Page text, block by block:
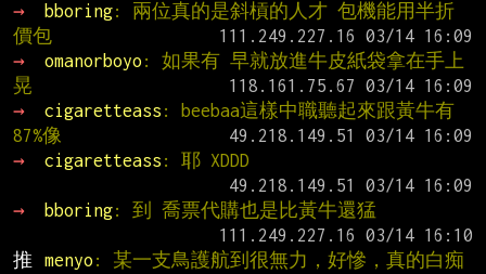
→
bboring: 兩位真的是斜槓的人才 包機能用半折
價包
→
omanorboyo : 如果有 早就放進牛皮紙袋拿在手上
晃
→
cigaretteass : beebaa這樣中職聽起來跟黃牛有
87%像
→
cigaretteass : 耶 XDDD
→
bboring: 到 喬票代購也是比黃牛還猛
推
menyo : 某一支鳥護航到很無力，好慘，真的白痴